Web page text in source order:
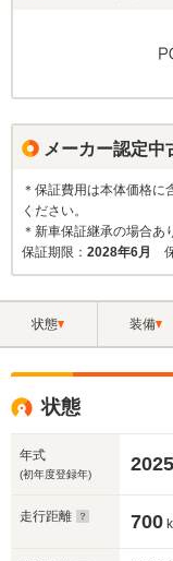
メーカー認定中
＊保証費用は本体価格
ください。
＊新車保証継承の場合あ
保証期限： 2028年6月
状態 装備
状態
年式
(初年度登録年) 2025
走行距離 700